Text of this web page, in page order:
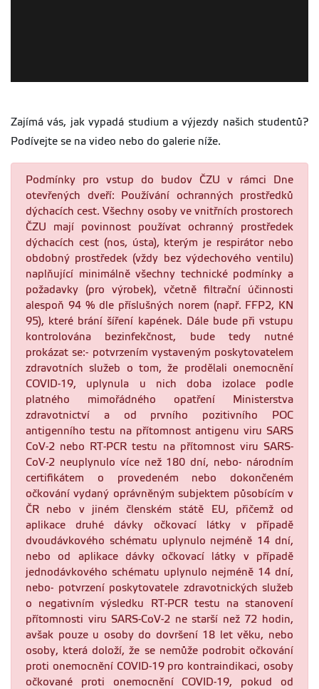
Zajímá vás, jak vypadá studium a výjezdy našich studentů?
Podívejte se na video nebo do galerie níže.
Podmínky pro vstup do budov ČZU v rámci Dne
otevřených dveří: Používání ochranných prostředků
dýchacích cest. Všechny osoby ve vnitřních prostorech
ČZU mají povinnost používat ochranný prostředek
dýchacích cest (nos, ústa), kterým je respirátor nebo
obdobný prostředek (vždy bez výdechového ventilu)
naplňující minimálně všechny technické podmínky a
požadavky (pro výrobek), včetně filtrační účinnosti
alespoň 94 % dle příslušných norem (např. FFP2, KN
95), které brání šíření kapének. Dále bude při vstupu
kontrolována bezinfekčnost, bude tedy nutné
prokázat se:- potvrzením vystaveným poskytovatelem
zdravotních služeb o tom, že prodělali onemocnění
COVID-19, uplynula u nich doba izolace podle
platného mimořádného opatření Ministerstva
zdravotnictví a od prvního pozitivního POC
antigenního testu na přítomnost antigenu viru SARS
CoV-2 nebo RT-PCR testu na přítomnost viru SARS-
CoV-2 neuplynulo více než 180 dní, nebo- národním
certifikátem o provedeném nebo dokončeném
očkování vydaný oprávněným subjektem působícím v
ČR nebo v jiném členském státě EU, přičemž od
aplikace druhé dávky očkovací látky v případě
dvoudávkového schématu uplynulo nejméně 14 dní,
nebo od aplikace dávky očkovací látky v případě
jednodávkového schématu uplynulo nejméně 14 dní,
nebo- potvrzení poskytovatele zdravotnických služeb
o negativním výsledku RT-PCR testu na stanovení
přítomnosti viru SARS-CoV-2 ne starší než 72 hodin,
avšak pouze u osoby do dovršení 18 let věku, nebo
osoby, která doloží, že se nemůže podrobit očkování
proti onemocnění COVID-19 pro kontraindikaci, osoby
očkované proti onemocnění COVID-19, pokud od